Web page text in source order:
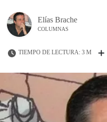
Elías Brache
COLUMNAS
TIEMPO DE LECTURA: 3 M